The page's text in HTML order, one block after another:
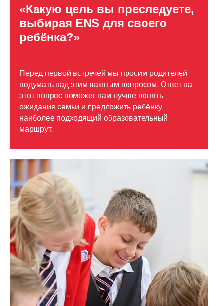
«Какую цель вы преследуете,
выбирая ENS для своего
ребёнка?»
Перед первой встречей мы просим родителей
подумать над этим важным вопросом. Ответ на
этот вопрос поможет нам лучше понять
ожидания семьи и предложить ребёнку
наиболее подходящий образовательный
маршрут.